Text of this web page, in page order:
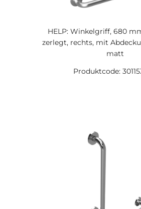
HELP: Winkelgriff, 680
zerlegt, rechts, mit
matt
Produktcode: